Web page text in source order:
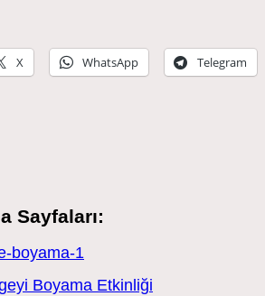
X WhatsApp Telegram
Sayfaları:
Boyama Etkinliği